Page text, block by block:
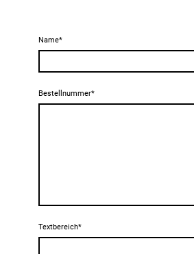
Name*
Bestellnummer*
Textbereich*